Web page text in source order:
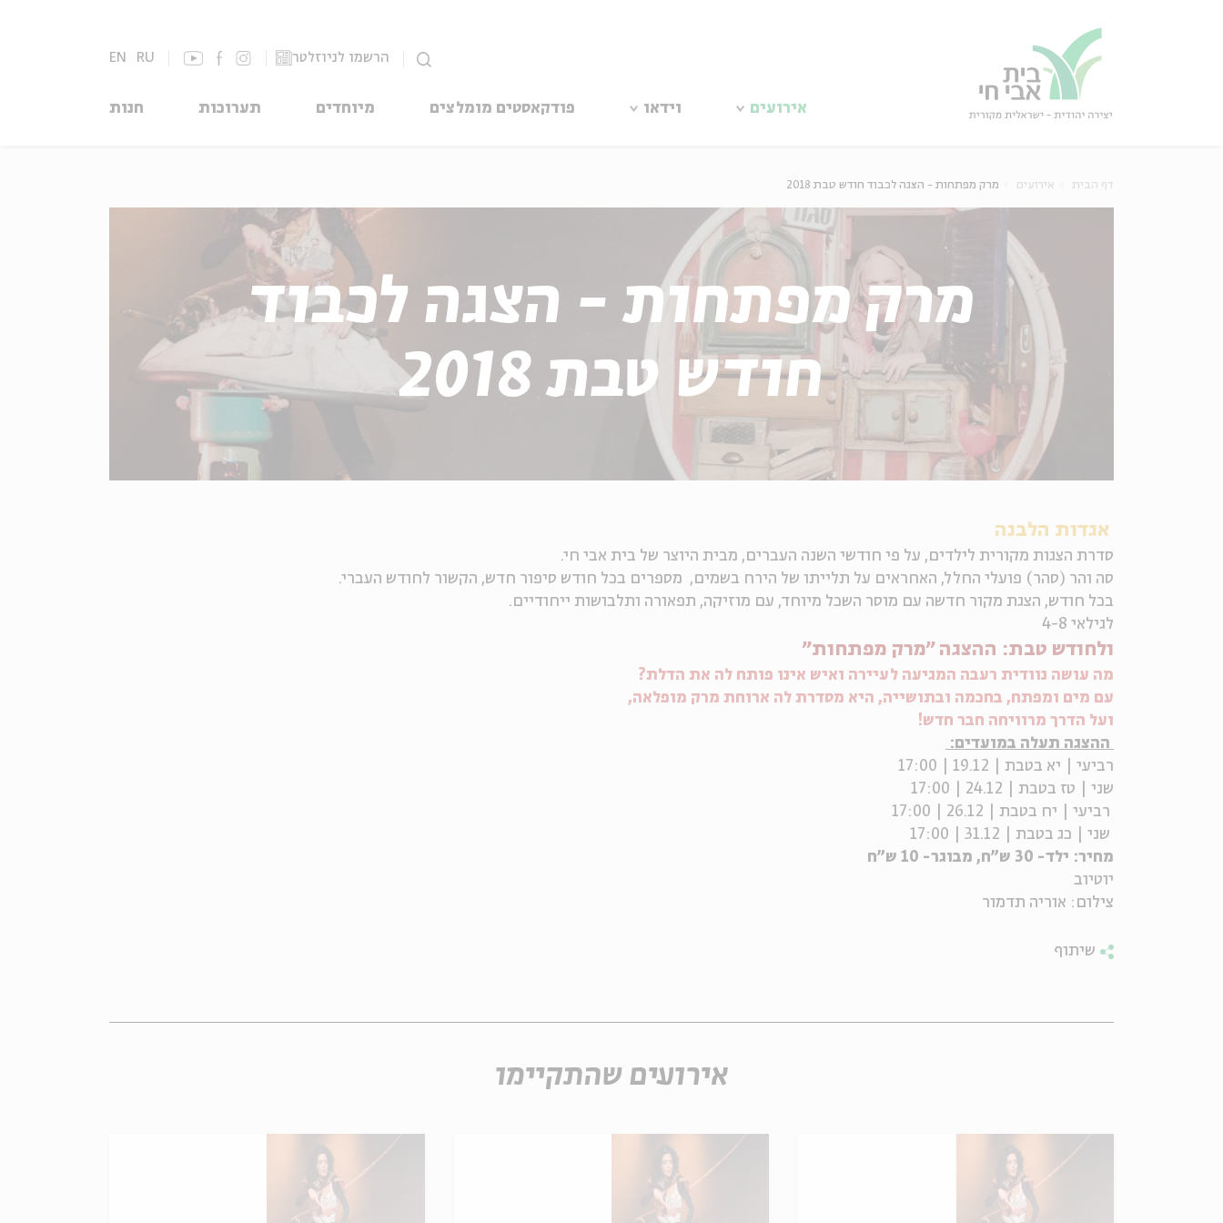
הרשמו לניוזלטר EN RU
אירועים וידאו פודקאסטים מומלצים מיוחדים תערוכות חנות
דף הבית אירועים מרק מפתחות - הצגה לכבוד חודש טבת 2018
מרק מפתחות - הצגה לכבוד
חודש טבת 2018
אגדות הלבנה
סדרת הצגות מקורית לילדים, על פי חודשי השנה העברים, מבית היוצר של בית אבי חי.
סה והר (סהר) פועלי החלל, האחראים על תלייתו של הירח בשמים, מספרים בכל חודש סיפור חדש, הקשור לחודש העברי.
בכל חודש, הצגת מקור חדשה עם מוסר השכל מיוחד, עם מוזיקה, תפאורה ותלבושות ייחודיים.
לגילאי 4-8
ולחודש טבת: ההצגה "מרק מפתחות"
מה עושה נוודית רעבה המגיעה לעיירה ואיש אינו פותח לה את הדלת?
עם מים ומפתח, בחכמה ובתושייה, היא מסדרת לה ארוחת מרק מופלאה,
ועל הדרך מרוויחה חבר חדש!
ההצגה תעלה במועדים:
רביעי | יא בטבת | 19.12 | 17:00
שני | טז בטבת | 24.12 | 17:00
רביעי | יח בטבת | 26.12 | 17:00
שני | כג בטבת | 31.12 | 17:00
מחיר: ילד- 30 ש"ח, מבוגר- 10 ש"ח
יוטיוב
צילום: אוריה תדמור
שיתוף
אירועים שהתקיימו